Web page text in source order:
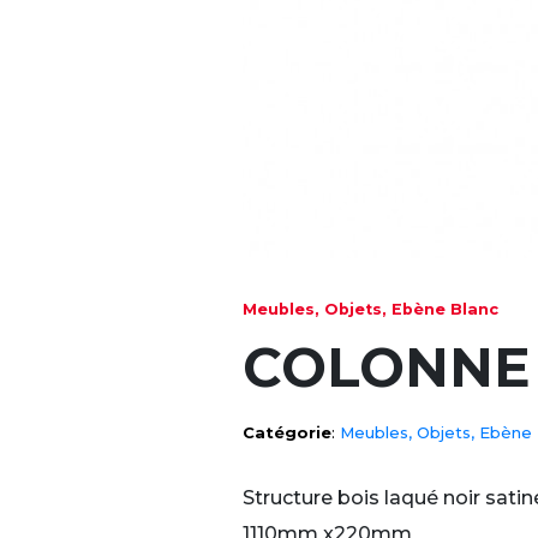
Meubles, Objets, Ebène Blanc
Catégorie: Meubles, Objets, Ebène
Structure bois laqué noir